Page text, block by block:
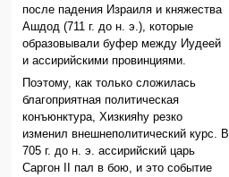
после падения Израиля и княжества
Ашдод (711 г. до н. э.), которые
образовывали буфер между Иудеей
и ассирийскими провинциями.
Поэтому, как только сложилась
благоприятная политическая
конъюнктура, Хизкияhу резко
изменил внешнеполитический курс. В
705 г. до н. э. ассирийский царь
Саргон II пал в бою, и это событие